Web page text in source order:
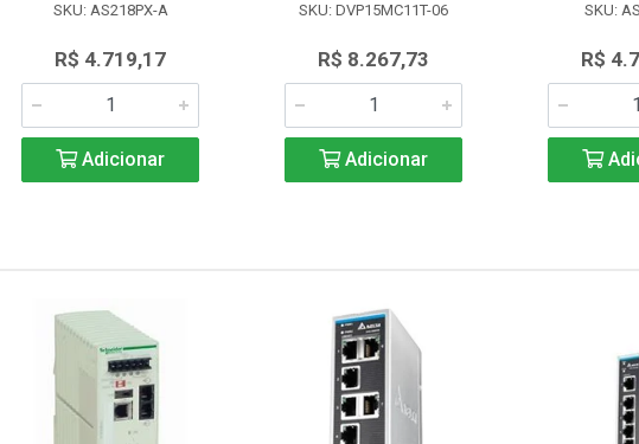
SKU: AS218PX-A
R$ 4.719,17
Adicionar
SKU: DVP15MC11T-06
R$ 8.267,73
Adicionar
SKU:
R$